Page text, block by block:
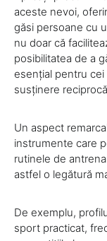
aceste nevoi,
găsi persoane cu
nu doar că
posibilitatea de a
esențial pentru
susținere
Un aspect
instrumente care
rutinele de
astfel o legătură
De exemplu,
sport practicat,